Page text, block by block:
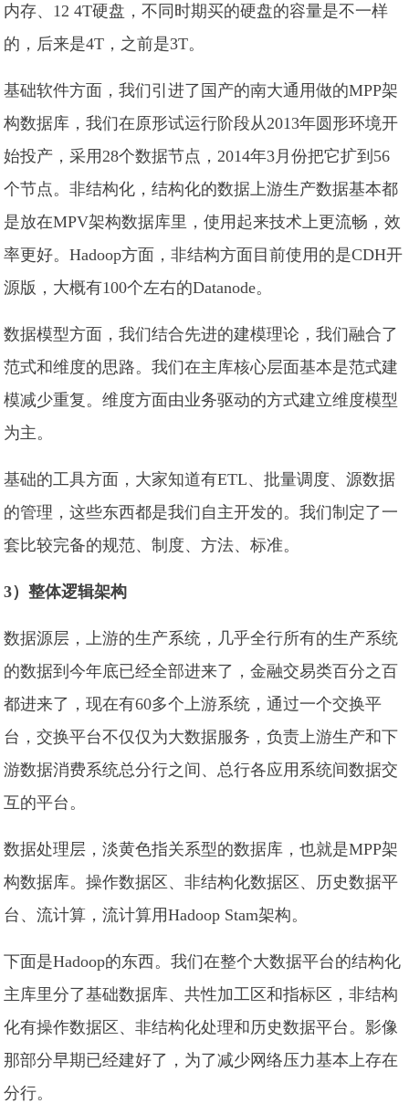
内存、12 4T硬盘，不同时期买的硬盘的容量是不一样
的，后来是4T，之前是3T。
基础软件方面，我们引进了国产的南大通用做的MPP架
构数据库，我们在原形试运行阶段从2013年圆形环境开
始投产，采用28个数据节点，2014年3月份把它扩到56
个节点。非结构化，结构化的数据上游生产数据基本都
是放在MPV架构数据库里，使用起来技术上更流畅，效
率更好。Hadoop方面，非结构方面目前使用的是CDH开
源版，大概有100个左右的Datanode。
数据模型方面，我们结合先进的建模理论，我们融合了
范式和维度的思路。我们在主库核心层面基本是范式建
模减少重复。维度方面由业务驱动的方式建立维度模型
为主。
基础的工具方面，大家知道有ETL、批量调度、源数据
的管理，这些东西都是我们自主开发的。我们制定了一
套比较完备的规范、制度、方法、标准。
3）整体逻辑架构
数据源层，上游的生产系统，几乎全行所有的生产系统
的数据到今年底已经全部进来了，金融交易类百分之百
都进来了，现在有60多个上游系统，通过一个交换平
台，交换平台不仅仅为大数据服务，负责上游生产和下
游数据消费系统总分行之间、总行各应用系统间数据交
互的平台。
数据处理层，淡黄色指关系型的数据库，也就是MPP架
构数据库。操作数据区、非结构化数据区、历史数据平
台、流计算，流计算用Hadoop Stam架构。
下面是Hadoop的东西。我们在整个大数据平台的结构化
主库里分了基础数据库、共性加工区和指标区，非结构
化有操作数据区、非结构化处理和历史数据平台。影像
那部分早期已经建好了，为了减少网络压力基本上存在
分行。